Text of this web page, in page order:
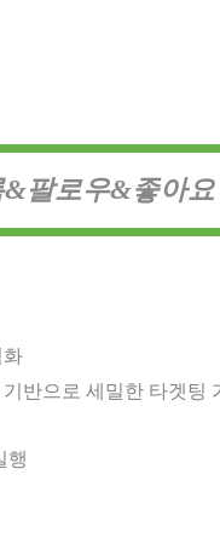
팔로우&좋아
화
반으로 세밀한 타겟팅
행